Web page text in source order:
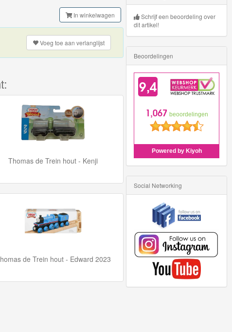
In winkelwagen
Voeg toe aan verlanglijst
Thomas de Trein hout - Kenji
de Trein hout - Edward 2023
Schrijf een beoordeling over
dit artikel!
Beoordelingen
Social Networking